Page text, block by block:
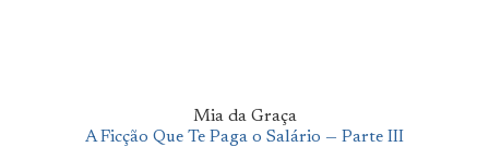
Mia da Graça
A Ficção Que Te Paga o Salário — Parte III